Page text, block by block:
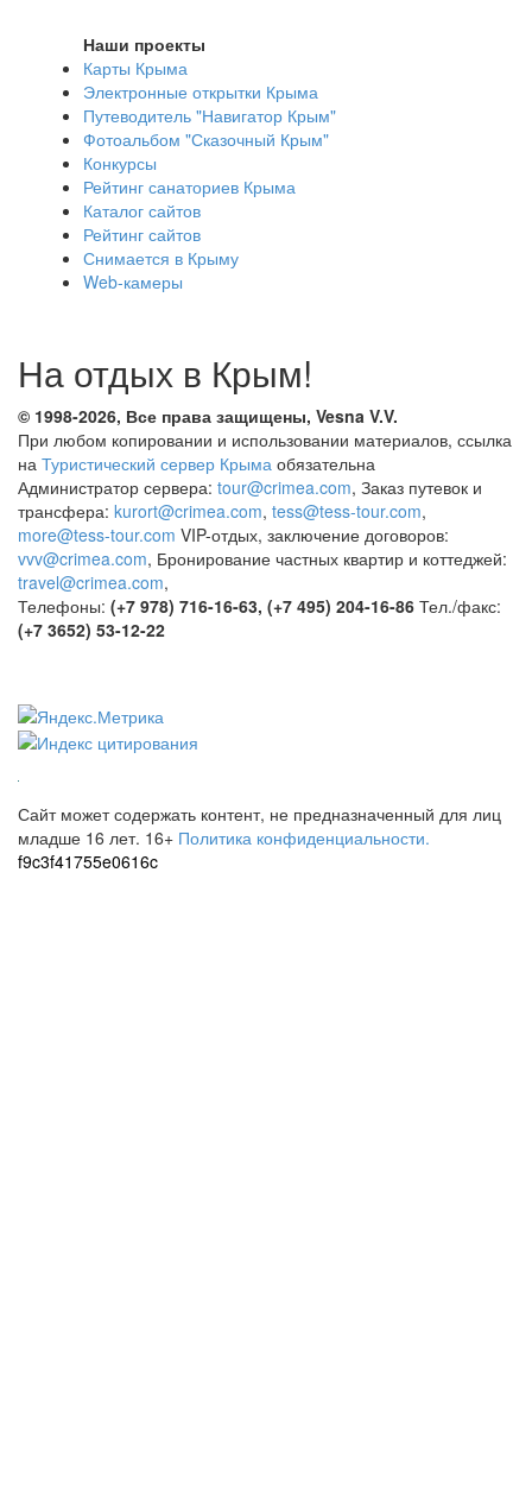
Наши проекты
Карты Крыма
Электронные открытки Крыма
Путеводитель "Навигатор Крым"
Фотоальбом "Сказочный Крым"
Конкурсы
Рейтинг санаториев Крыма
Каталог сайтов
Рейтинг сайтов
Снимается в Крыму
Web-камеры
На отдых в Крым!
© 1998-2026, Все права защищены, Vesna V.V.
При любом копировании и использовании материалов, ссылка
на Туристический сервер Крыма обязательна
Администратор сервера: tour@crimea.com, Заказ путевок и
трансфера: kurort@crimea.com, tess@tess-tour.com,
more@tess-tour.com VIP-отдых, заключение договоров:
vvv@crimea.com, Бронирование частных квартир и коттеджей:
travel@crimea.com,
Телефоны: (+7 978) 716-16-63, (+7 495) 204-16-86 Тел./факс:
(+7 3652) 53-12-22
Сайт может содержать контент, не предназначенный для лиц
младше 16 лет. 16+ Политика конфиденциальности.
f9c3f41755e0616c